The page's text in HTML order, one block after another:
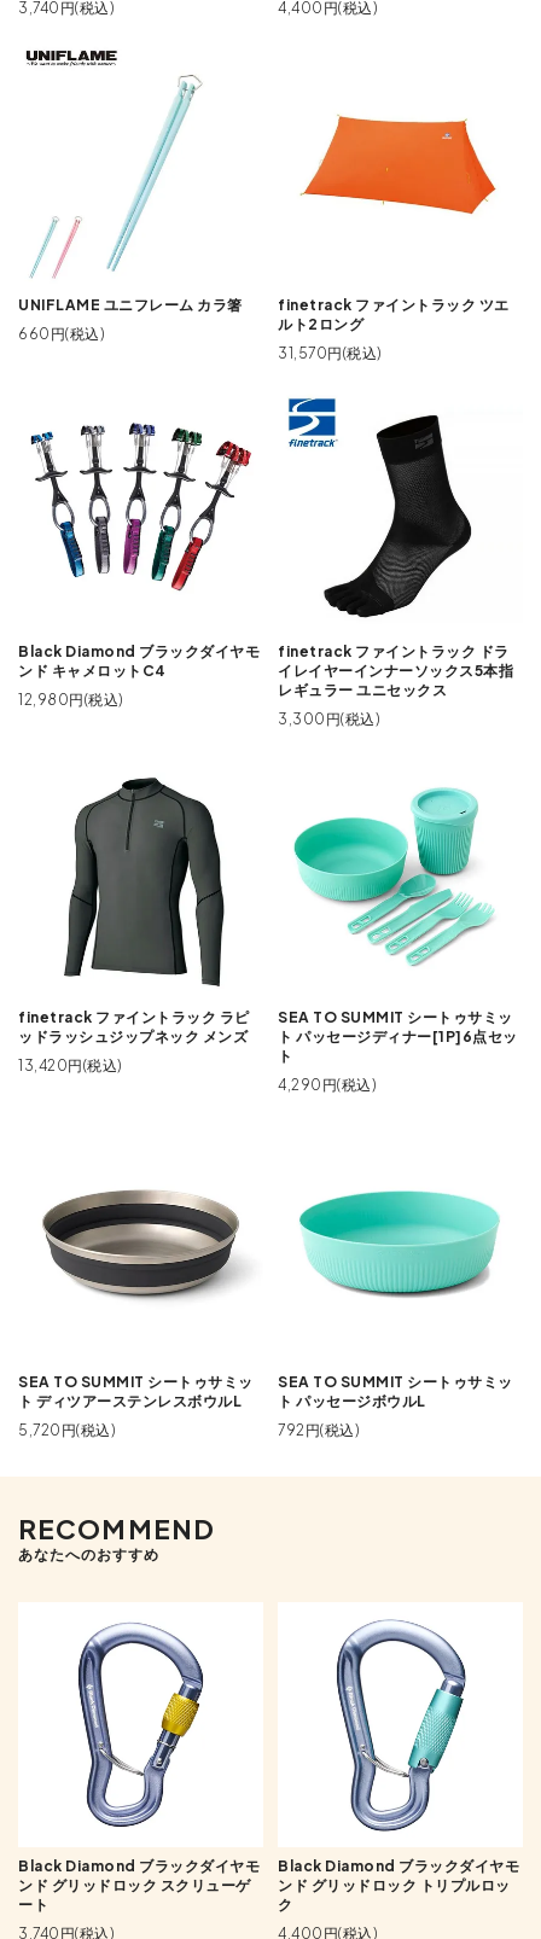
3,740円(税込) 4,400円(税込)
UNIFLAME ユニフレーム カラ箸
660円(税込)
finetrack ファイントラック ツエ
ルト2ロング
31,570円(税込)
Black Diamond ブラックダイヤモ
ンド キャメロットC4
12,980円(税込)
finetrack ファイントラック ドラ
イレイヤーインナーソックス5本指
レギュラー ユニセックス
3,300円(税込)
finetrack ファイントラック ラピ
ッドラッシュジップネック メンズ
13,420円(税込)
SEA TO SUMMIT シートゥサミッ
ト パッセージディナー[1P]6点セッ
ト
4,290円(税込)
SEA TO SUMMIT シートゥサミッ
ト ディツアーステンレスボウルL
5,720円(税込)
SEA TO SUMMIT シートゥサミッ
ト パッセージボウルL
792円(税込)
RECOMMEND
あなたへのおすすめ
Black Diamond ブラックダイヤモ
ンド グリッドロック スクリューゲ
ート
3,740円(税込)
Black Diamond ブラックダイヤモ
ンド グリッドロック トリプルロッ
ク
4,400円(税込)